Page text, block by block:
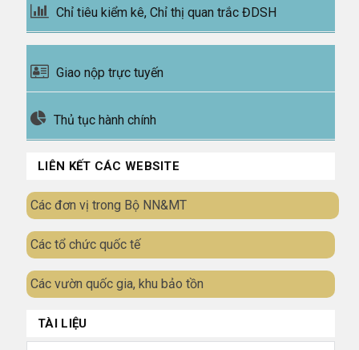
Chỉ tiêu kiểm kê, Chỉ thị quan trắc ĐDSH
Giao nộp trực tuyến
Thủ tục hành chính
LIÊN KẾT CÁC WEBSITE
Các đơn vị trong Bộ NN&MT
Các tổ chức quốc tế
Các vườn quốc gia, khu bảo tồn
TÀI LIỆU